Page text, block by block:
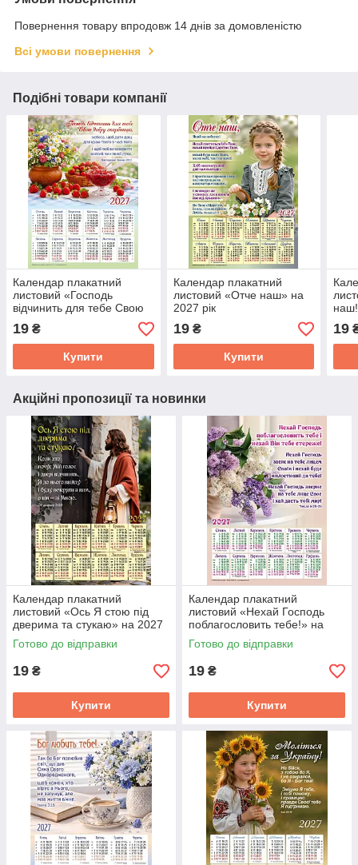
Повернення товару впродовж 14 днів за домовленістю
Всі умови повернення
Подібні товари компанії
Календар плакатний
листовий «Господь
відчинить для тебе Свою
добру скарбницю» на
2027 рік
19 ₴
Купити
Календар плакатний
листовий «Отче наш» на
2027 рік
19₴
Купити
19
Акційні пропозиції та новинки
Календар плакатний
листовий «Ось Я стою під
дверима та стукаю» на 2027
рік
Готово до відправки
19 ₴
Купити
Календар плакатний
листовий «Нехай Господь
поблагословить тебе!» на
2027 рік
Готово до відправки
19 ₴
Купити